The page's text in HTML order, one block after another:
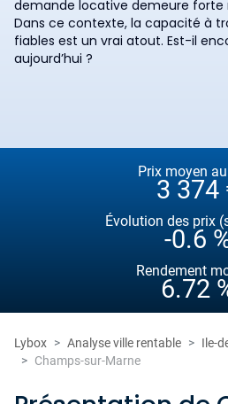
demande locative demeure forte
Dans ce contexte, la capacité à
fiables est un vrai atout. Est-il
aujourd’hui ?
Prix moyen
3 374
Évolution des prix
-0.6
Rendement
6.72
Lybox Analyse ville rentable Ile-
Champs-sur-Marne